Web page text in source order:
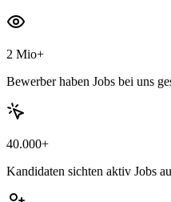
2 Mio+
Bewerber haben Jobs bei uns
40.000+
Kandidaten sichten aktiv Jobs